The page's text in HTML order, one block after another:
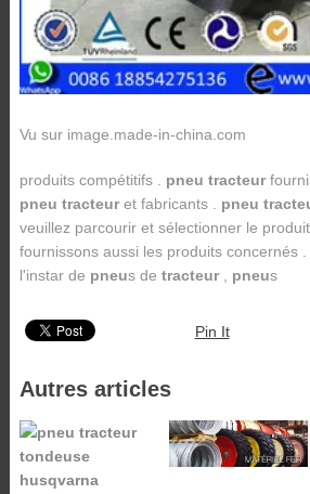
Vu sur image.made-in-china.com
produits compétitifs . pneu tracteur
pneu tracteuret fabricants . pneu
veuillez parcourir et sélectionner le
fournissons aussi les produits concernés .
l'instar de pneus de tracteur, pneus
Pin It
Autres articles